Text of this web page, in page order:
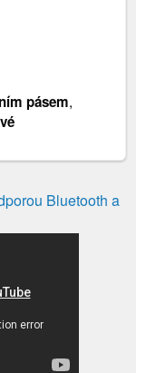
pásem,
Bluetooth a